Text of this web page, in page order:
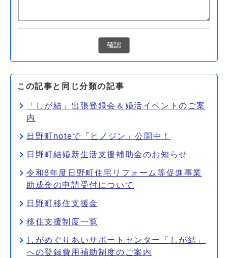
確認
この記事と同じ分類の記事
「しが結」出張登録会＆婚活イベントのご案
内
日野町noteで「ヒノジン」公開中！
日野町結婚新生活支援補助金のお知らせ
令和8年度日野町住宅リフォーム等促進事業
助成金の申請受付について
日野町移住支援金
移住支援制度一覧
しがめぐりあいサポートセンター「しが結」
への登録費用補助制度のご案内